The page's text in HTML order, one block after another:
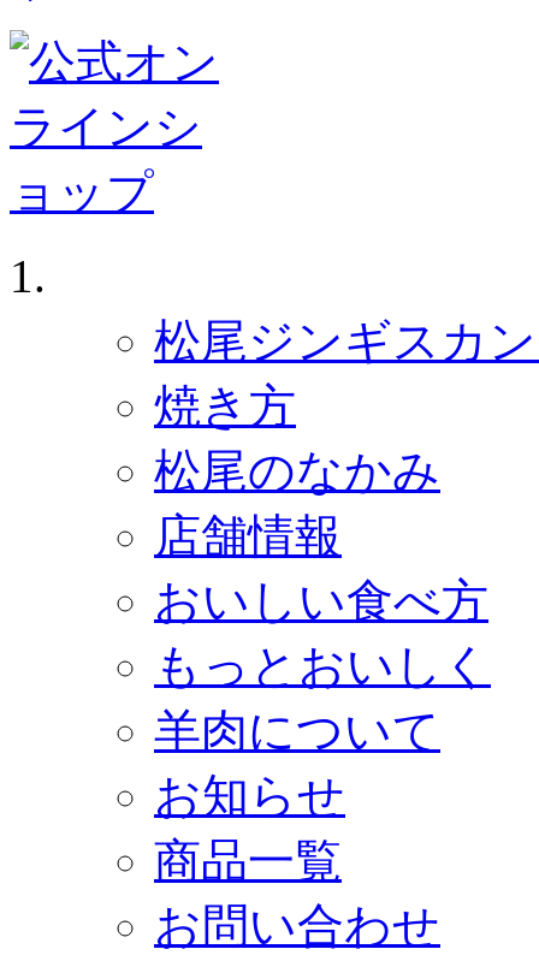
松尾ジンギスカ
焼き方
松尾のなかみ
店舗情報
おいしい食べ方
もっとおいしく
羊肉について
お知らせ
商品一覧
お問い合わせ